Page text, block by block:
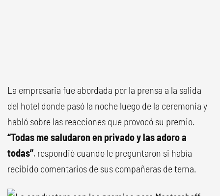
La empresaria fue abordada por la prensa a la salida
del hotel donde pasó la noche luego de la ceremonia y
habló sobre las reacciones que provocó su premio.
“Todas me saludaron en privado y las adoro a
todas”, respondió cuando le preguntaron si había
recibido comentarios de sus compañeras de terna.